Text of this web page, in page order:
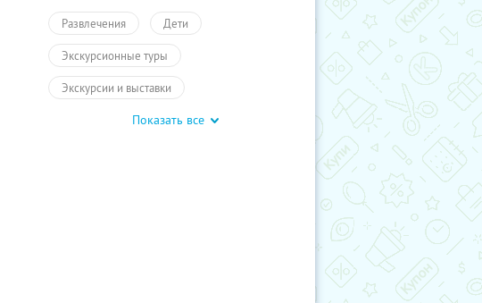
Развлечения Дети
Экскурсионные туры
Экскурсии и выставки
Экскурсии для детейПоказать все